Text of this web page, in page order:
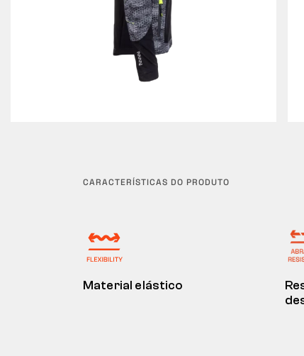
CARACTERÍSTICAS DO PRODUTO
Material elástico